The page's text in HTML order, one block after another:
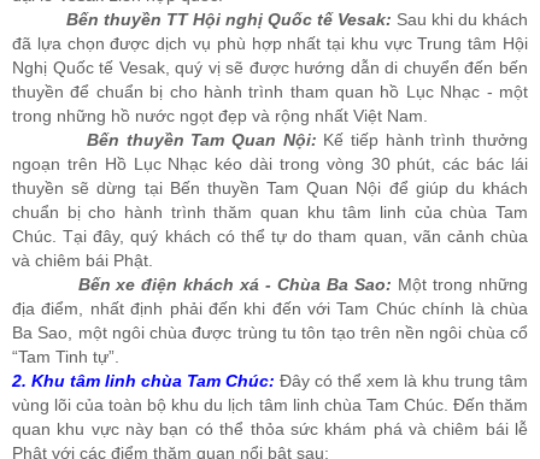
Bến thuyền TT Hội nghị Quốc tế Vesak: Sau khi du khách
đã lựa chọn được dịch vụ phù hợp nhất tại khu vực Trung tâm Hội
Nghị Quốc tế Vesak, quý vị sẽ được hướng dẫn di chuyển đến bến
thuyền để chuẩn bị cho hành trình tham quan hồ Lục Nhạc - một
trong những hồ nước ngọt đẹp và rộng nhất Việt Nam.
Bến thuyền Tam Quan Nội: Kế tiếp hành trình thưởng
ngoạn trên Hồ Lục Nhạc kéo dài trong vòng 30 phút, các bác lái
thuyền sẽ dừng tại Bến thuyền Tam Quan Nội để giúp du khách
chuẩn bị cho hành trình thăm quan khu tâm linh của chùa Tam
Chúc. Tại đây, quý khách có thể tự do tham quan, vãn cảnh chùa
và chiêm bái Phật.
Bến xe điện khách xá - Chùa Ba Sao: Một trong những
địa điểm, nhất định phải đến khi đến với Tam Chúc chính là chùa
Ba Sao, một ngôi chùa được trùng tu tôn tạo trên nền ngôi chùa cổ
“Tam Tinh tự”.
2. Khu tâm linh chùa Tam Chúc: Đây có thể xem là khu trung tâm
vùng lõi của toàn bộ khu du lịch tâm linh chùa Tam Chúc. Đến thăm
quan khu vực này bạn có thể thỏa sức khám phá và chiêm bái lễ
Phật với các điểm thăm quan nổi bật sau: